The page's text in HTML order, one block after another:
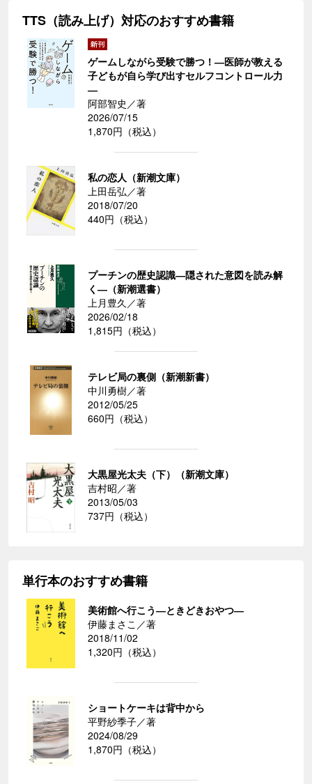
TTS（読み上げ）対応のおすすめ書籍
ゲームしながら受験で勝つ！―医師が教える
子どもが自ら学び出すセルフコントロール力
―
阿部智史／著
2026/07/15
1,870円（税込）
私の恋人（新潮文庫）
上田岳弘／著
2018/07/20
440円（税込）
プーチンの歴史認識―隠された意図を読み解
く―（新潮選書）
上月豊久／著
2026/02/18
1,815円（税込）
テレビ局の裏側（新潮新書）
中川勇樹／著
2012/05/25
660円（税込）
大黒屋光太夫（下）（新潮文庫）
吉村昭／著
2013/05/03
737円（税込）
単行本のおすすめ書籍
美術館へ行こう―ときどきおやつ―
伊藤まさこ／著
2018/11/02
1,320円（税込）
ショートケーキは背中から
平野紗季子／著
2024/08/29
1,870円（税込）